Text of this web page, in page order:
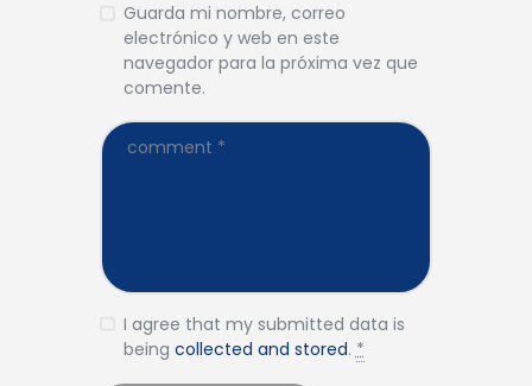
Guarda mi nombre, correo
electrónico y web en este
navegador para la próxima vez que
comente.
I agree that my submitted data is
being collected and stored. *